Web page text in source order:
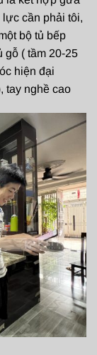
cần phải tôi,
bộ tủ bếp
gỗ ( tầm 20-25
hiện đại
tay nghề cao